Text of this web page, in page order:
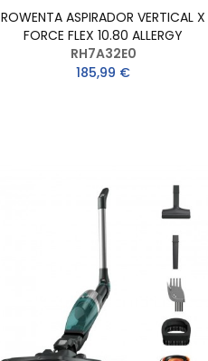
ROWENTA ASPIRADOR VERTICAL X
FORCE FLEX 10.80 ALLERGY
RH7A32E0
185,99 €